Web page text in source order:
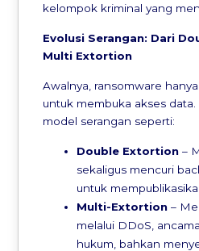
kelompok kriminal yang
Evolusi Serangan: Dari
Multi Extortion
Awalnya, ransomware
untuk membuka akses
model serangan seperti:
Double Extortion–
sekaligus mencuri
untuk
Multi-Extortion–
melalui DDoS,
hukum, bahkan